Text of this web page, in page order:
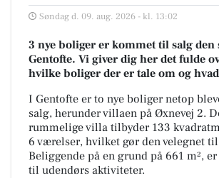
Søndag d. 09. aug. 2026 - kl. 13:02
3 nye boliger er kommet til salg den
Gentofte. Vi giver dig her det fulde
hvilke boliger der er tale om og
I Gentofte er to nye boliger netop
salg, herunder villaen på Øxnevej 2.
rummelige villa tilbyder 133
6 værelser, hvilket gør den velegnet
Beliggende på en grund på 661 m²,
til udendørs aktiviteter.